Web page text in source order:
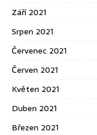
Září 2021
Srpen 2021
Červenec 2021
Červen 2021
Květen 2021
Duben 2021
Březen 2021